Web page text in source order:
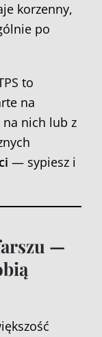
korzenny,
po
to
na
nich lub z
— sypiesz i
—